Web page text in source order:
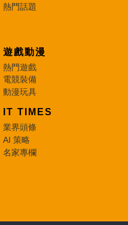
熱門話題
遊戲動漫
熱門遊戲
電競裝備
動漫玩具
IT TIMES
業界頭條
AI 策略
名家專欄